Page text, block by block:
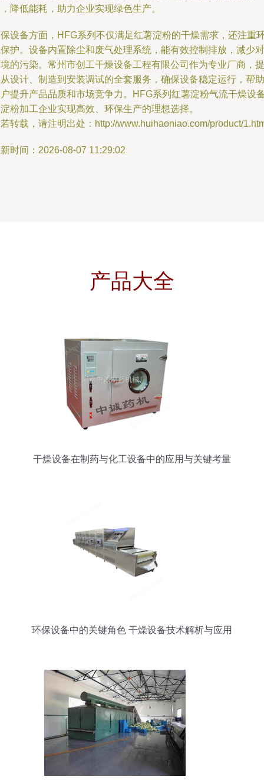
降低能耗，助力企业实现绿色生产。
设备方面，HFG系列不仅满足红薯淀粉的干燥需求，还注重
护。设备内置除尘和废气处理系统，能有效控制排放，减少对
的污染。常州市创工干燥设备工程有限公司作为专业厂商，提
设计、制造到安装调试的全套服务，确保设备稳定运行，帮助
提升产品品质和市场竞争力。HFG系列红薯淀粉气流干燥设
粉加工企业实现高效、环保生产的理想选择。
转载，请注明出处：http://www.huihaoniao.com/product/
时间：2026-08-07 11:29:02
产品大全
干燥设备在制药与化工设备中的应用与关键考量
环保设备中的关键角色 干燥设备技术解析与应用